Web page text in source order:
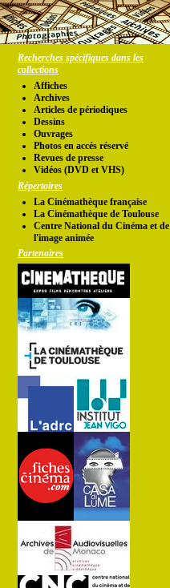
Recherches spécifiques dans les
collections
Affiches
Archives
Articles de périodiques
Dessins
Ouvrages
Photos en accés réservé
Revues de presse
Vidéos (DVD et VHS)
Répertoires
La Cinémathèque française
La Cinémathèque de Toulouse
Centre National du Cinéma et de
l'image animée
Partenaires